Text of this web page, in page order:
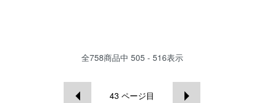
全758商品中 505 - 516表示
43 ページ目